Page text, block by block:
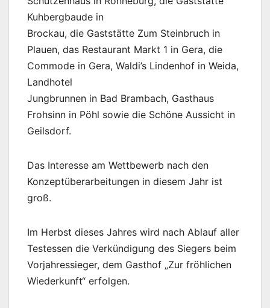
Kuhbergbaude in
Brockau, die Gaststätte Zum Steinbruch in
Plauen, das Restaurant Markt 1 in Gera, die
Commode in Gera, Waldi’s Lindenhof in Weida,
Landhotel
Jungbrunnen in Bad Brambach, Gasthaus
Frohsinn in Pöhl sowie die Schöne Aussicht in
Geilsdorf.
Das Interesse am Wettbewerb nach den
Konzeptüberarbeitungen in diesem Jahr ist
groß.
Im Herbst dieses Jahres wird nach Ablauf aller
Testessen die Verkündigung des Siegers beim
Vorjahressieger, dem Gasthof „Zur fröhlichen
Wiederkunft“ erfolgen.